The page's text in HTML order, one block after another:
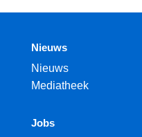
Nieuws
Nieuws
Mediatheek
Jobs